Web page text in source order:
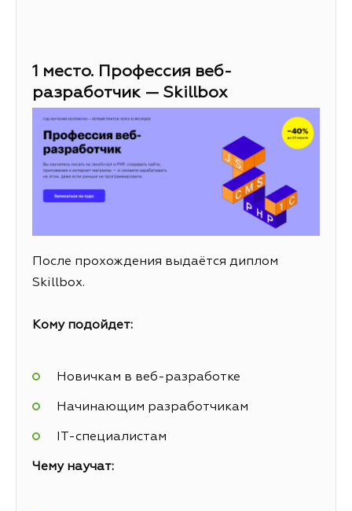
1 место. Профессия веб-
разработчик — Skillbox
После прохождения выдаётся диплом
Skillbox.
Кому подойдет:
Новичкам в веб-разработке
Начинающим разработчикам
IT-специалистам
Чему научат: